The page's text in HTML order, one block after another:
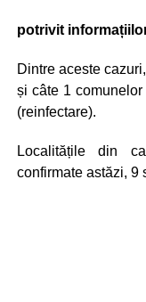
potrivit
Dintre aceste
și câte 1
(reinfectare).
Localitățile din
confirmate astăzi, 9